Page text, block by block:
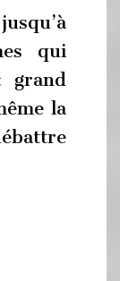
qui
grand
la